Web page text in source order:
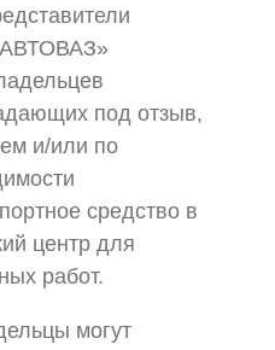
под отзыв,
и/или по
средство в
центр для
работ.
могут